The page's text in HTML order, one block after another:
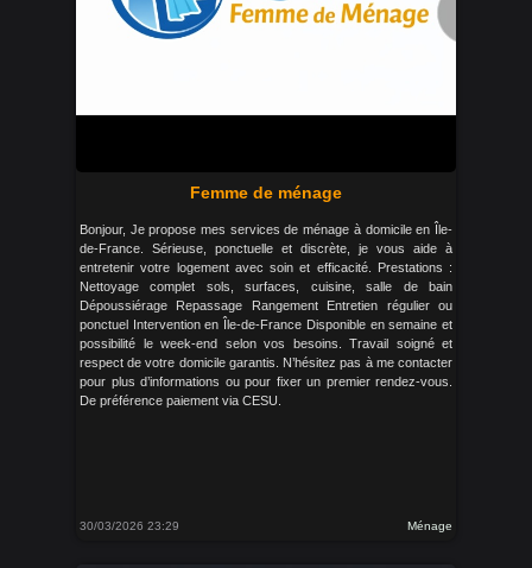
Femme de ménage
Bonjour, Je propose mes services de ménage à domicile en Île-
de-France. Sérieuse, ponctuelle et discrète, je vous aide à
entretenir votre logement avec soin et efficacité. Prestations :
Nettoyage complet sols, surfaces, cuisine, salle de bain
Dépoussiérage Repassage Rangement Entretien régulier ou
ponctuel Intervention en Île-de-France Disponible en semaine et
possibilité le week-end selon vos besoins. Travail soigné et
respect de votre domicile garantis. N’hésitez pas à me contacter
pour plus d’informations ou pour fixer un premier rendez-vous.
De préférence paiement via CESU.
30/03/2026 23:29 Ménage